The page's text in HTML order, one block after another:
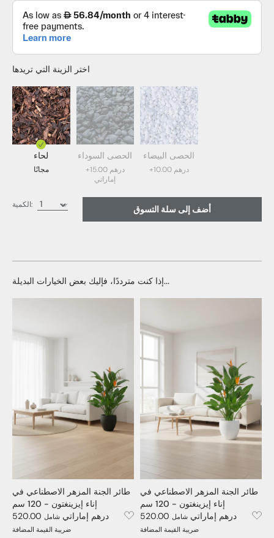
اختر الزينة التي تريدها
لحاء
مجانًا
الحصى السوداء
+15.00 درهم
إماراتي
الحصى البيضاء
+10.00 درهم
الكمية:
أضف إلى سلة التسوق
إذا كنت مترددًا، فإليك بعض الخيارات البديلة...
طائر الجنة المزهر الاصطناعي في
إناء إيزينغتون - 120 سم
520.00 درهم إماراتي شامل
ضريبة القيمة المضافة
طائر الجنة المزهر الاصطناعي في
إناء إيزينغتون - 120 سم
520.00 درهم إماراتي شامل
ضريبة القيمة المضافة